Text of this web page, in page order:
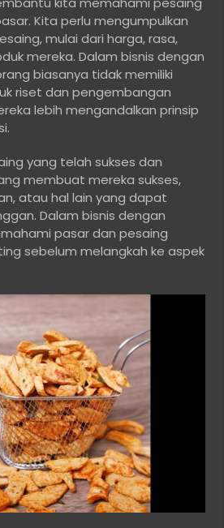
Kita perlu mengumpulkan
mulai dari harga, rasa,
mereka. Dalam bisnis dengan
biasanya tidak memiliki
riset dan pengembangan
lebih mengandalkan prinsip
yang telah sukses dan
membuat mereka sukses,
atau hal lain yang dapat
Dalam bisnis dengan
pasar dan pesaing
sebelum melangkah ke aspek